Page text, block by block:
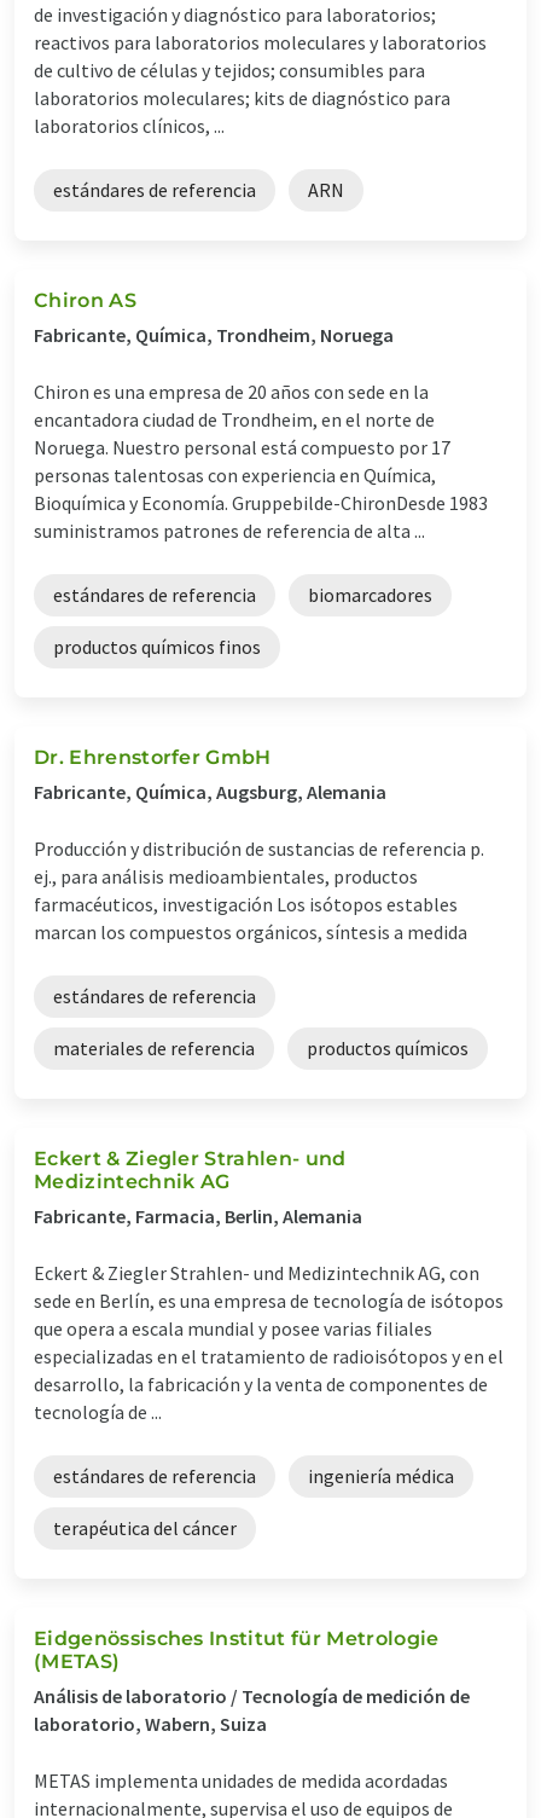
de investigación y diagnóstico para laboratorios;
reactivos para laboratorios moleculares y laboratorios
de cultivo de células y tejidos; consumibles para
laboratorios moleculares; kits de diagnóstico para
laboratorios clínicos, ...
estándares de referencia ARN
Chiron AS
Fabricante, Química, Trondheim, Noruega
Chiron es una empresa de 20 años con sede en la
encantadora ciudad de Trondheim, en el norte de
Noruega. Nuestro personal está compuesto por 17
personas talentosas con experiencia en Química,
Bioquímica y Economía. Gruppebilde-ChironDesde 1983
suministramos patrones de referencia de alta ...
estándares de referencia biomarcadores
productos químicos finos
Dr. Ehrenstorfer GmbH
Fabricante, Química, Augsburg, Alemania
Producción y distribución de sustancias de referencia p.
ej., para análisis medioambientales, productos
farmacéuticos, investigación Los isótopos estables
marcan los compuestos orgánicos, síntesis a medida
estándares de referencia
materiales de referencia productos químicos
Eckert & Ziegler Strahlen- und
Medizintechnik AG
Fabricante, Farmacia, Berlin, Alemania
Eckert & Ziegler Strahlen- und Medizintechnik AG, con
sede en Berlín, es una empresa de tecnología de isótopos
que opera a escala mundial y posee varias filiales
especializadas en el tratamiento de radioisótopos y en el
desarrollo, la fabricación y la venta de componentes de
tecnología de ...
estándares de referencia ingeniería médica
terapéutica del cáncer
Eidgenössisches Institut für Metrologie
(METAS)
Análisis de laboratorio / Tecnología de medición de
laboratorio, Wabern, Suiza
METAS implementa unidades de medida acordadas
internacionalmente, supervisa el uso de equipos de